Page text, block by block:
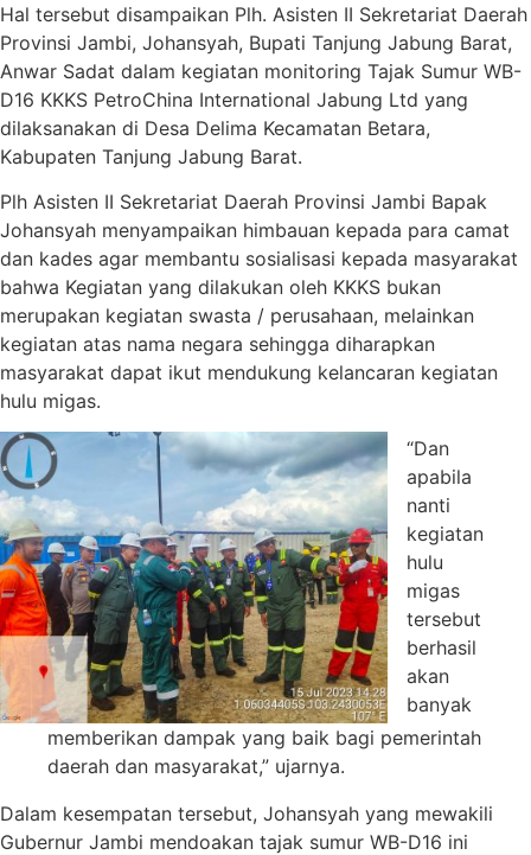
Hal tersebut disampaikan Plh. Asisten II Sekretariat Daerah
Provinsi Jambi, Johansyah, Bupati Tanjung Jabung Barat,
Anwar Sadat dalam kegiatan monitoring Tajak Sumur WB-
D16 KKKS PetroChina International Jabung Ltd yang
dilaksanakan di Desa Delima Kecamatan Betara,
Kabupaten Tanjung Jabung Barat.
Plh Asisten II Sekretariat Daerah Provinsi Jambi Bapak
Johansyah menyampaikan himbauan kepada para camat
dan kades agar membantu sosialisasi kepada masyarakat
bahwa Kegiatan yang dilakukan oleh KKKS bukan
merupakan kegiatan swasta / perusahaan, melainkan
kegiatan atas nama negara sehingga diharapkan
masyarakat dapat ikut mendukung kelancaran kegiatan
hulu migas.
“Dan
apabila
nanti
kegiatan
hulu
migas
tersebut
berhasil
akan
banyak
memberikan dampak yang baik bagi pemerintah
daerah dan masyarakat,” ujarnya.
Dalam kesempatan tersebut, Johansyah yang mewakili
Gubernur Jambi mendoakan tajak sumur WB-D16 ini